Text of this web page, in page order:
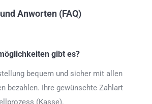
Anworten (FAQ)
gibt es?
bequem und sicher mit allen
bezahlen. Ihre gewünschte Zahlart
(Kasse).